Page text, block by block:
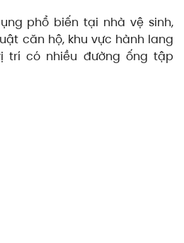
phổ biến tại nhà vệ sinh,
căn hộ, khu vực hành lang
trí có nhiều đường ống tập